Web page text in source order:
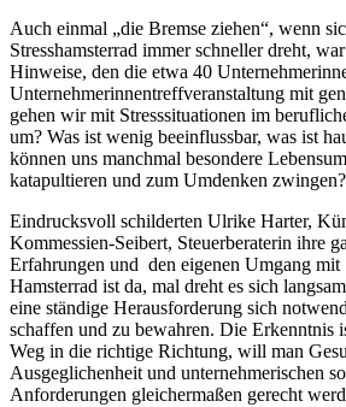
Auch einmal „die Bremse ziehen“, wenn
Stresshamsterrad immer schneller dreht,
Hinweise, den die etwa 40
Unternehmerinnentreffveranstaltung mit
gehen wir mit Stresssituationen im
um? Was ist wenig beeinflussbar, was ist
können uns manchmal besondere
katapultieren und zum Umdenken zwingen?
Eindrucksvoll schilderten Ulrike Harter,
Kommessien-Seibert, Steuerberaterin ihre
Erfahrungen und den eigenen Umgang mit
Hamsterrad ist da, mal dreht es sich
eine ständige Herausforderung sich
schaffen und zu bewahren. Die Erkenntnis
Weg in die richtige Richtung, will man
Ausgeglichenheit und unternehmerischen
Anforderungen gleichermaßen gerecht